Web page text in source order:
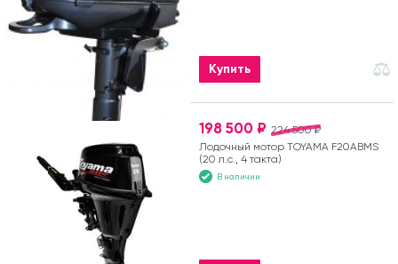
Купить
224 500 ₽
198 500 ₽
Лодочный мотор TOYAMA F20ABMS
(20 л.с., 4 такта)
В наличии